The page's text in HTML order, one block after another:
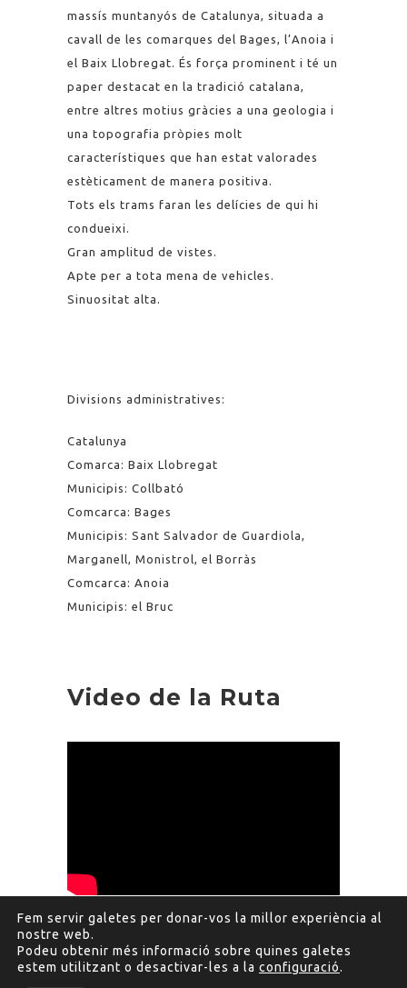
massís muntanyós de Catalunya, situada a
cavall de les comarques del Bages, l’Anoia i
el Baix Llobregat. És força prominent i té un
paper destacat en la tradició catalana,
entre altres motius gràcies a una geologia i
una topografia pròpies molt
característiques que han estat valorades
estèticament de manera positiva.
Tots els trams faran les delícies de qui hi
condueixi.
Gran amplitud de vistes.
Apte per a tota mena de vehicles.
Sinuositat alta.
Divisions administratives:
Catalunya
Comarca: Baix Llobregat
Municipis: Collbató
Comcarca: Bages
Municipis: Sant Salvador de Guardiola,
Marganell, Monistrol, el Borràs
Comcarca: Anoia
Municipis: el Bruc
Video de la Ruta
Fem servir galetes per donar-vos la millor experiència al
nostre web.
Podeu obtenir més informació sobre quines galetes
estem utilitzant o desactivar-les a la configuració.